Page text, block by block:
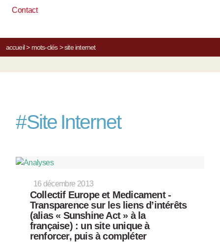
Contact
accueil> mots-clés> site internet
#Site Internet
16 décembre 2013
Collectif Europe et Medicament -
Transparence sur les liens d’intérêts
(alias « Sunshine Act » à la
française) : un site unique à
renforcer, puis à compléter